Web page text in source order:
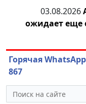
03.08.2026
ожидает еще
Горячая
867